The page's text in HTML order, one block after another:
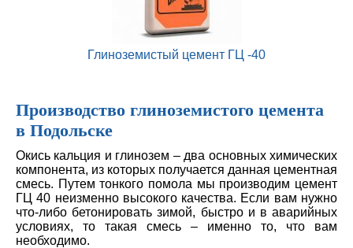
Глиноземистый цемент ГЦ -40
Производство глиноземистого цемента
в Подольске
Окись кальция и глинозем – два основных химических
компонента, из которых получается данная цементная
смесь. Путем тонкого помола мы производим цемент
ГЦ 40 неизменно высокого качества. Если вам нужно
что-либо бетонировать зимой, быстро и в аварийных
условиях, то такая смесь – именно то, что вам
необходимо.